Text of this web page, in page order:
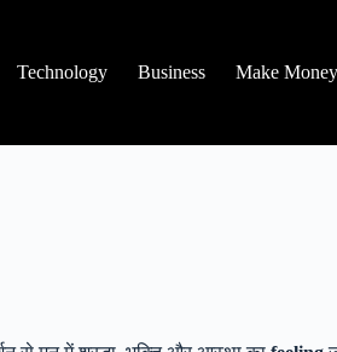
Technology Business Make Money